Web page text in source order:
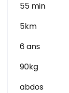
55 min
5km
6 ans
90kg
abdos